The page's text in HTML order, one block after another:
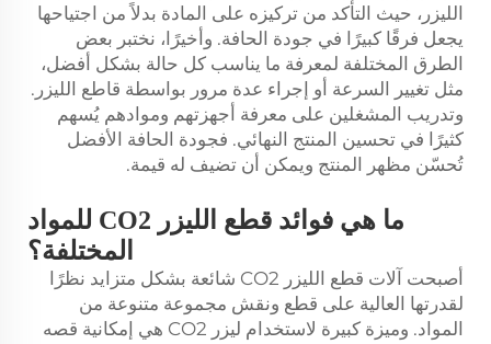
الليزر، حيث التأكد من تركيزه على المادة بدلاً من اجتياحها
يجعل فرقًا كبيرًا في جودة الحافة. وأخيرًا، نختبر بعض
الطرق المختلفة لمعرفة ما يناسب كل حالة بشكل أفضل،
مثل تغيير السرعة أو إجراء عدة مرور بواسطة قاطع الليزر.
وتدريب المشغلين على معرفة أجهزتهم وموادهم يُسهم
كثيرًا في تحسين المنتج النهائي. فجودة الحافة الأفضل
تُحسّن مظهر المنتج ويمكن أن تضيف له قيمة.
ما هي فوائد قطع الليزر CO2 للمواد
المختلفة؟
أصبحت آلات قطع الليزر CO2 شائعة بشكل متزايد نظرًا
لقدرتها العالية على قطع ونقش مجموعة متنوعة من
المواد. وميزة كبيرة لاستخدام ليزر CO2 هي إمكانية قصه